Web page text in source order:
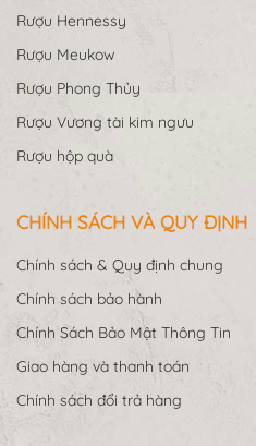
Rượu Hennessy
Rượu Meukow
Rượu Phong Thủy
Rượu Vương tài kim ngưu
Rượu hộp quà
CHÍNH SÁCH VÀ QUY ĐỊNH
Chính sách & Quy định chung
Chính sách bảo hành
Chính Sách Bảo Mật Thông Tin
Giao hàng và thanh toán
Chính sách đổi trả hàng